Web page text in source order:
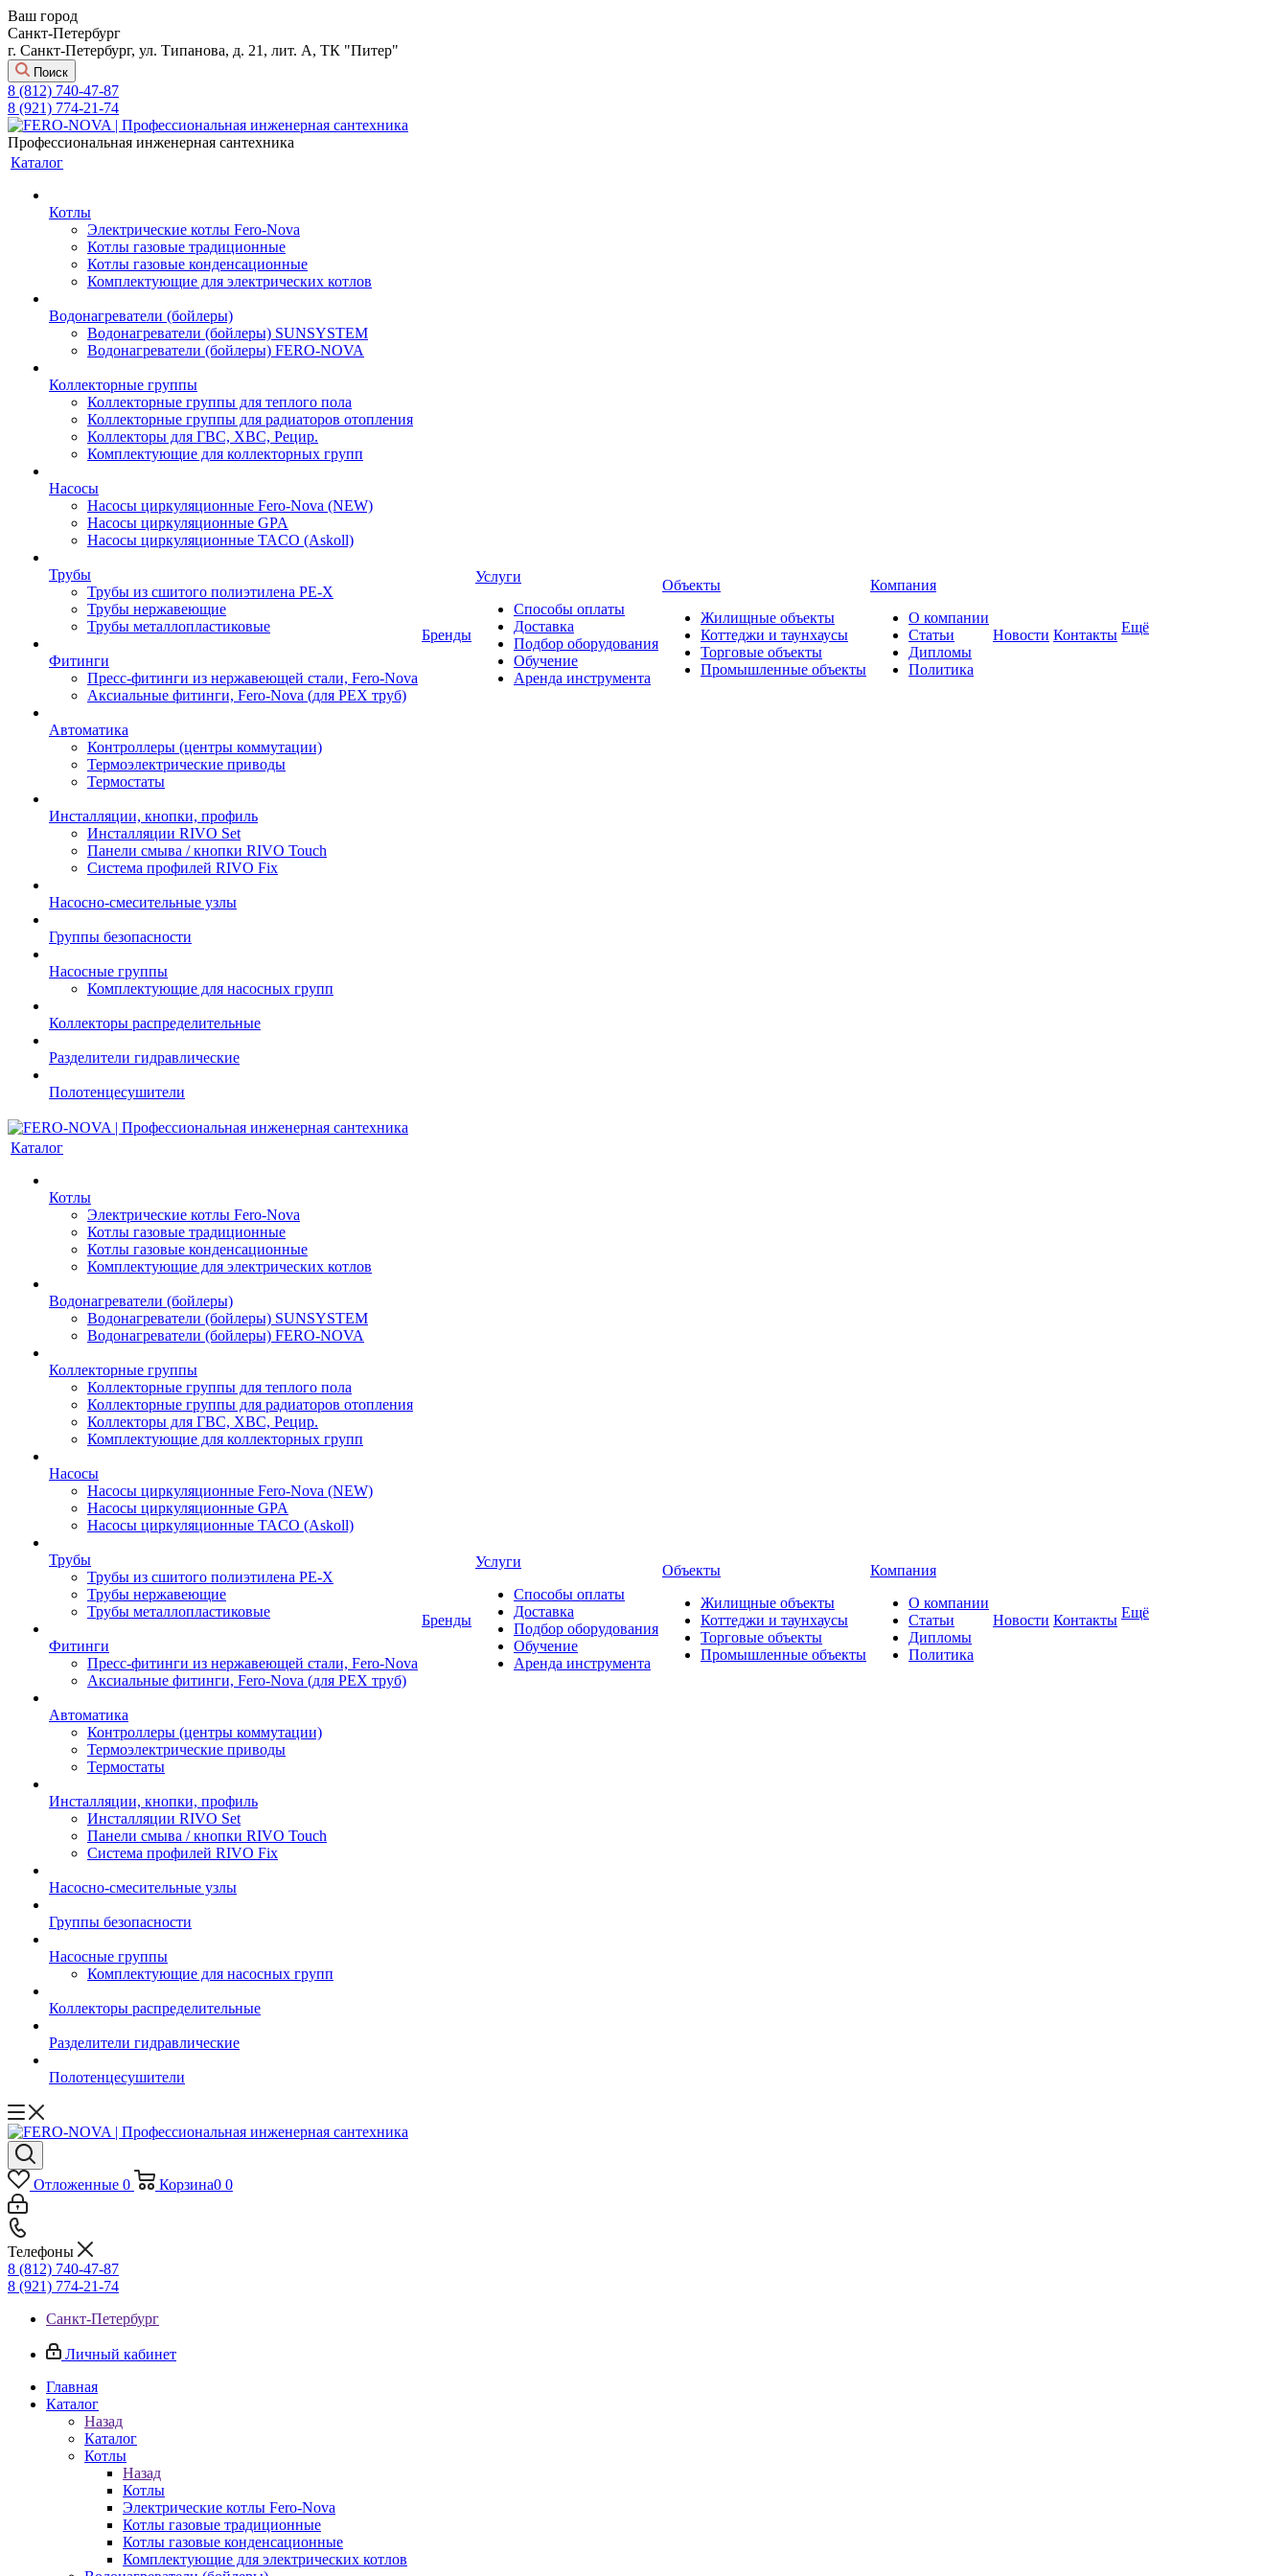
Ваш город
Санкт-Петербург
г. Санкт-Петербург, ул. Типанова, д. 21, лит. А, ТК "Питер"
Поиск
8 (812) 740-47-87
8 (921) 774-21-74
Профессиональная инженерная сантехника
Каталог
Котлы
Электрические котлы Fero-Nova
Котлы газовые традиционные
Котлы газовые конденсационные
Комплектующие для электрических котлов
Водонагреватели (бойлеры)
Водонагреватели (бойлеры) SUNSYSTEM
Водонагреватели (бойлеры) FERO-NOVA
Коллекторные группы
Коллекторные группы для теплого пола
Коллекторные группы для радиаторов отопления
Коллекторы для ГВС, ХВС, Рецир.
Комплектующие для коллекторных групп
Насосы
Насосы циркуляционные Fero-Nova (NEW)
Насосы циркуляционные GPA
Насосы циркуляционные TACO (Askoll)
Трубы
Трубы из сшитого полиэтилена PE-X
Трубы нержавеющие
Трубы металлопластиковые
Фитинги
Пресс-фитинги из нержавеющей стали, Fero-Nova
Аксиальные фитинги, Fero-Nova (для PEX труб)
Автоматика
Контроллеры (центры коммутации)
Термоэлектрические приводы
Термостаты
Инсталляции, кнопки, профиль
Инсталляции RIVO Set
Панели смыва / кнопки RIVO Touch
Система профилей RIVO Fix
Насосно-смесительные узлы
Группы безопасности
Насосные группы
Комплектующие для насосных групп
Коллекторы распределительные
Разделители гидравлические
Полотенцесушители
Бренды
Услуги
Способы оплаты
Доставка
Подбор оборудования
Обучение
Аренда инструмента
Объекты
Жилищные объекты
Коттеджи и таунхаусы
Торговые объекты
Промышленные объекты
Компания
О компании
Статьи
Дипломы
Политика
Новости Контакты Ещё
Каталог
Котлы
Электрические котлы Fero-Nova
Котлы газовые традиционные
Котлы газовые конденсационные
Комплектующие для электрических котлов
Водонагреватели (бойлеры)
Водонагреватели (бойлеры) SUNSYSTEM
Водонагреватели (бойлеры) FERO-NOVA
Коллекторные группы
Коллекторные группы для теплого пола
Коллекторные группы для радиаторов отопления
Коллекторы для ГВС, ХВС, Рецир.
Комплектующие для коллекторных групп
Насосы
Насосы циркуляционные Fero-Nova (NEW)
Насосы циркуляционные GPA
Насосы циркуляционные TACO (Askoll)
Трубы
Трубы из сшитого полиэтилена PE-X
Трубы нержавеющие
Трубы металлопластиковые
Фитинги
Пресс-фитинги из нержавеющей стали, Fero-Nova
Аксиальные фитинги, Fero-Nova (для PEX труб)
Автоматика
Контроллеры (центры коммутации)
Термоэлектрические приводы
Термостаты
Инсталляции, кнопки, профиль
Инсталляции RIVO Set
Панели смыва / кнопки RIVO Touch
Система профилей RIVO Fix
Насосно-смесительные узлы
Группы безопасности
Насосные группы
Комплектующие для насосных групп
Коллекторы распределительные
Разделители гидравлические
Полотенцесушители
Бренды
Услуги
Способы оплаты
Доставка
Подбор оборудования
Обучение
Аренда инструмента
Объекты
Жилищные объекты
Коттеджи и таунхаусы
Торговые объекты
Промышленные объекты
Компания
О компании
Статьи
Дипломы
Политика
Новости Контакты Ещё
Отложенные 0 Корзина0 0
Телефоны
8 (812) 740-47-87
8 (921) 774-21-74
Санкт-Петербург
Личный кабинет
Главная
Каталог
Назад
Каталог
Котлы
Назад
Котлы
Электрические котлы Fero-Nova
Котлы газовые традиционные
Котлы газовые конденсационные
Комплектующие для электрических котлов